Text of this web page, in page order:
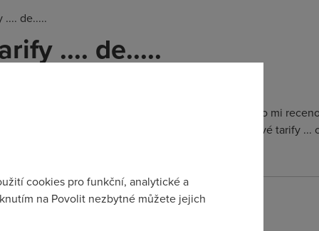
.... de.....
.... de.....
z me stare adsl 192/64 na nove tarify a bylo mi
zaplatim a potom si muzu teprve zmenit na nové tarify ...
doopravdy to zrusim
cookies pro funkční, analytické a
na Povolit nezbytné můžete jejich